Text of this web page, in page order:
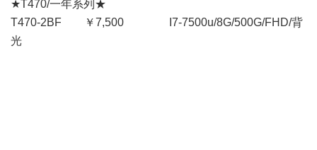
★T470/一年系列★
T470-2BF ￥7,500 I7-7500u/8G/500G/FHD/背
光